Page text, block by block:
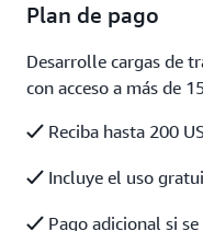
Plan de pago
Desarrolle cargas de
con acceso a más de
Reciba hasta 200
Incluye el uso
Pago adicional si